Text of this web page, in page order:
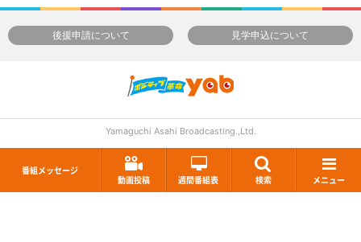
番組メッセージ
動画投稿
週間番組表 検索 メニュー
後援申請について 見学申込について
Yamaguchi Asahi Broadcasting.,Ltd.